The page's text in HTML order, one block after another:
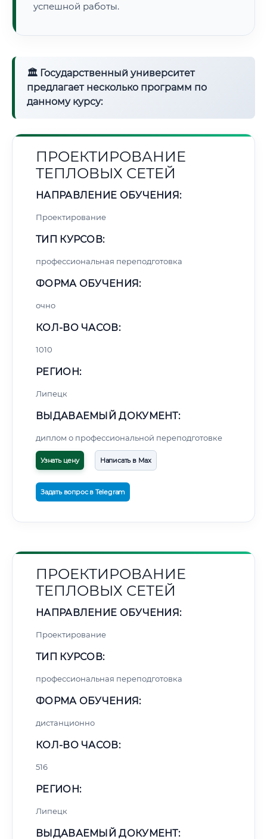
успешной работы.
🏛 Государственный университет
предлагает несколько программ по
данному курсу:
ПРОЕКТИРОВАНИЕ
ТЕПЛОВЫХ СЕТЕЙ
НАПРАВЛЕНИЕ ОБУЧЕНИЯ:
Проектирование
ТИП КУРСОВ:
профессиональная переподготовка
ФОРМА ОБУЧЕНИЯ:
очно
КОЛ-ВО ЧАСОВ:
1010
РЕГИОН:
Липецк
ВЫДАВАЕМЫЙ ДОКУМЕНТ:
диплом о профессиональной переподготовке
Узнать цену Написать в Max
Задать вопрос в Telegram
ПРОЕКТИРОВАНИЕ
ТЕПЛОВЫХ СЕТЕЙ
НАПРАВЛЕНИЕ ОБУЧЕНИЯ:
Проектирование
ТИП КУРСОВ:
профессиональная переподготовка
ФОРМА ОБУЧЕНИЯ:
дистанционно
КОЛ-ВО ЧАСОВ:
516
РЕГИОН:
Липецк
ВЫДАВАЕМЫЙ ДОКУМЕНТ: